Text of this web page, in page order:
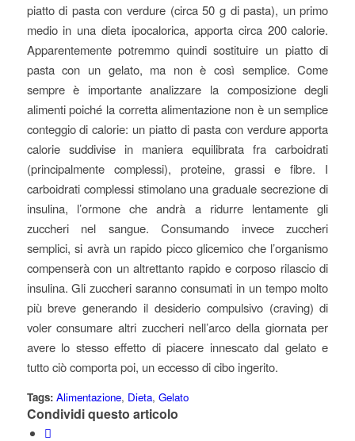
piatto di pasta con verdure (circa 50 g di pasta), un primo
medio in una dieta ipocalorica, apporta circa 200 calorie.
Apparentemente potremmo quindi sostituire un piatto di
pasta con un gelato, ma non è così semplice. Come
sempre è importante analizzare la composizione degli
alimenti poiché la corretta alimentazione non è un semplice
conteggio di calorie: un piatto di pasta con verdure apporta
calorie suddivise in maniera equilibrata fra carboidrati
(principalmente complessi), proteine, grassi e fibre. I
carboidrati complessi stimolano una graduale secrezione di
insulina, l’ormone che andrà a ridurre lentamente gli
zuccheri nel sangue. Consumando invece zuccheri
semplici, si avrà un rapido picco glicemico che l’organismo
compenserà con un altrettanto rapido e corposo rilascio di
insulina. Gli zuccheri saranno consumati in un tempo molto
più breve generando il desiderio compulsivo (craving) di
voler consumare altri zuccheri nell’arco della giornata per
avere lo stesso effetto di piacere innescato dal gelato e
tutto ciò comporta poi, un eccesso di cibo ingerito.
Tags: Alimentazione, Dieta, Gelato
Condividi questo articolo